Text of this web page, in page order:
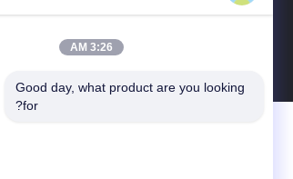
3:26 AM
Good day, what product are you looking
for?